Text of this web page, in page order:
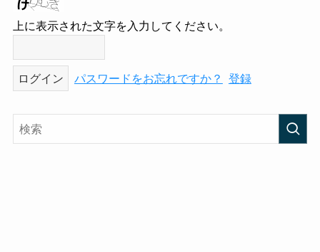
上に表示された文字を入力してください。
パスワードをお忘れですか？ 登録